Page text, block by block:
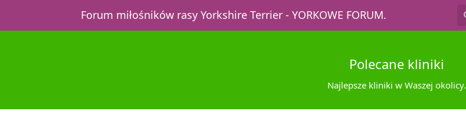
Forum miłośników rasy Yorkshire Terrier - YORKOWE FORUM.
Polecane kliniki
Najlepsze kliniki w Waszej okolicy.